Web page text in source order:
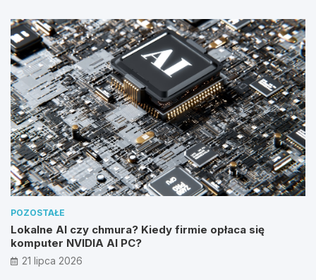
POZOSTAŁE
Lokalne AI czy chmura? Kiedy firmie opłaca się
komputer NVIDIA AI PC?
21 lipca 2026